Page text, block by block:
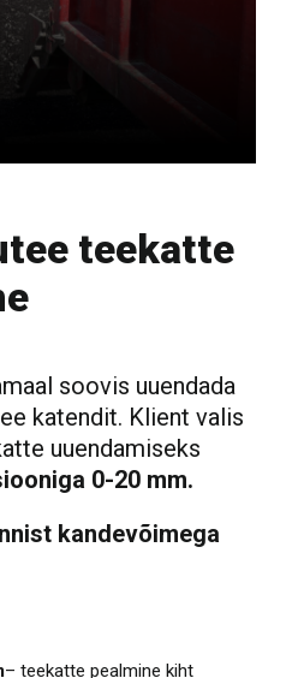
teekatte
soovis uuendada
katendit. Klient valis
uuendamiseks
0-20 mm.
kandevõimega
– teekatte pealmine kiht